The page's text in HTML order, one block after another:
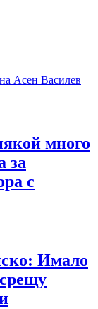
Асен Василев
много
за
с
Имало